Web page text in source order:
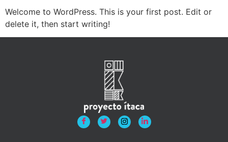
Welcome to WordPress. This is your first post. Edit or
delete it, then start writing!